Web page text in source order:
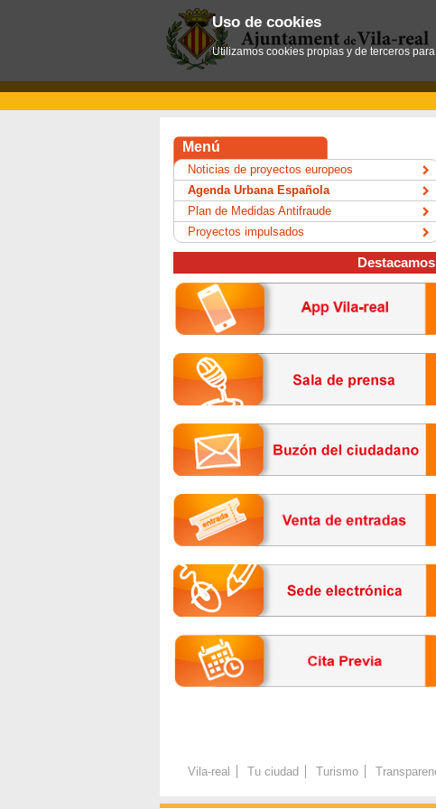
Menú
Noticias de proyectos europeos
Agenda Urbana Española
Plan de Medidas Antifraude
Proyectos impulsados
Destacamos
Vila-real Tu ciudad Turismo
Uso de cookies
Utilizamos cookies propias y de terceros